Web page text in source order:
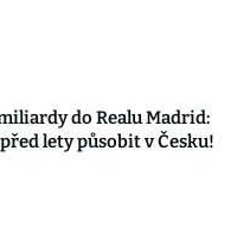
do Realu Madrid:
lety působit v Česku!